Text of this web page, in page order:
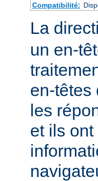
Compatibilité:
La
un en-
en-têtes
les
et ils